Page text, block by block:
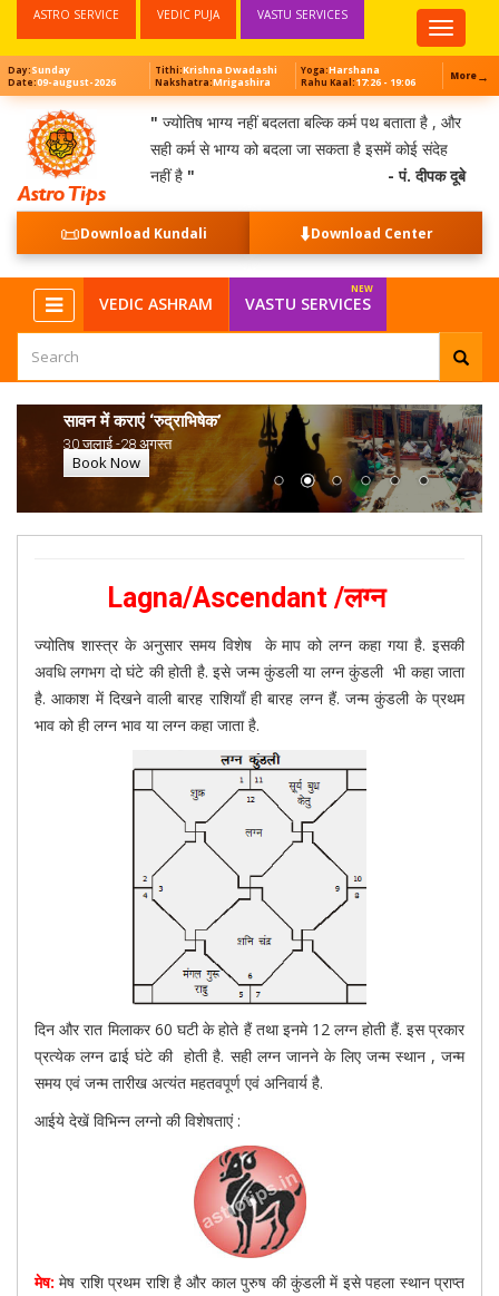
Top
Menu
ASTRO SERVICE VEDIC PUJA VASTU SERVICES
Day:Sunday
Date:09-august-2026
Tithi:Krishna Dwadashi
Nakshatra:Mrigashira
Yoga:Harshana
Rahu Kaal:17:26 - 19:06 More→
" ज्योतिष भाग्य नहीं बदलता बल्कि कर्म पथ बताता है , और
सही कर्म से भाग्य को बदला जा सकता है इसमें कोई संदेह
नहीं है " - पं. दीपक दूबे
📜Download Kundali ⬇️Download Center
VEDIC ASHRAM VASTU SERVICES
सावन में कराएं ‘रुद्राभिषेक’
30 जुलाई -28 अगस्त
Book Now
Lagna/Ascendant /लग्न
ज्योतिष शास्त्र के अनुसार समय विशेष के माप को लग्न कहा गया है. इसकी
अवधि लगभग दो घंटे की होती है. इसे जन्म कुंडली या लग्न कुंडली भी कहा जाता
है. आकाश में दिखने वाली बारह राशियाँ ही बारह लग्न हैं. जन्म कुंडली के प्रथम
भाव को ही लग्न भाव या लग्न कहा जाता है.
दिन और रात मिलाकर 60 घटी के होते हैं तथा इनमे 12 लग्न होती हैं. इस प्रकार
प्रत्येक लग्न ढाई घंटे की होती है. सही लग्न जानने के लिए जन्म स्थान , जन्म
समय एवं जन्म तारीख अत्यंत महतवपूर्ण एवं अनिवार्य है.
आईये देखें विभिन्न लग्नो की विशेषताएं :
मेष: मेष राशि प्रथम राशि है और काल पुरुष की कुंडली में इसे पहला स्थान प्राप्त